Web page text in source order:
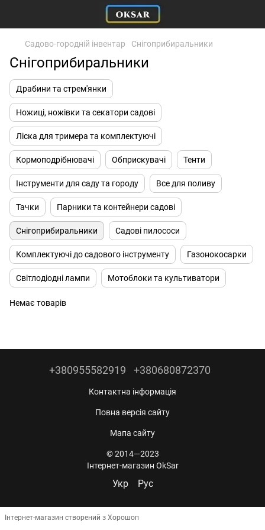
Садово-городній інвентар Снігоприбиральники
Снігоприбиральники
Драбини та стрем'янки
Ножиці, ножівки та секатори садові
Ліска для тримера та комплектуючі
Кормоподрібнювачі Обприскувачі Тенти
Інструменти для саду та городу Все для поливу
Тачки Парники та контейнери садові
Снігоприбиральники Садові пилососи
Комплектуючі до садового інструменту Газонокосарки
Світлодіодні лампи Мотоблоки та культиватори
Немає товарів
+380955582919 +380680872370
Контактна інформація
Повна версія сайту
Мапа сайту
© 2014—2023
Інтернет-магазин OkSar
Укр Рус
Інтернет-магазин створений з Хорошоп